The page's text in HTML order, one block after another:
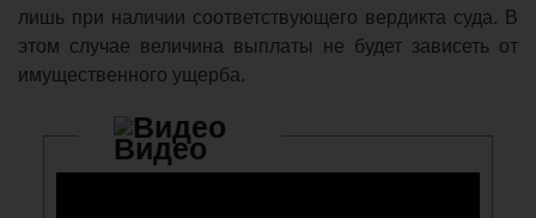
лишь при наличии соответствующего вердикта суда. В
этом случае величина выплаты не будет зависеть от
имущественного ущерба.
Видео